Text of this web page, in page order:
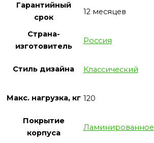
Гарантийный
срок
12 месяцев
Страна-
изготовитель
Россия
Стиль дизайна Классический
Макс. нагрузка, кг 120
Покрытие
корпуса
Ламинированное